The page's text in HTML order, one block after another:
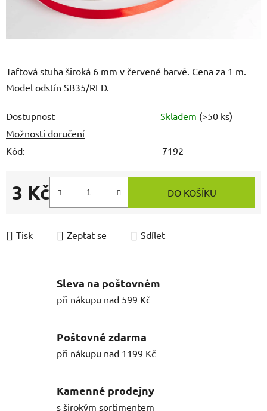
Taftová stuha široká 6 mm v červené barvě. Cena za 1 m.
Model odstín SB35/RED.
Dostupnost Skladem (>50 ks)
Možnosti doručení
Kód:
7192
3 Kč
Měrná cena:
DO KOŠÍKU
Tisk Zeptat se Sdílet
Sleva na poštovném
při nákupu nad 599 Kč
Poštovné zdarma
při nákupu nad 1199 Kč
Kamenné prodejny
s širokým sortimentem